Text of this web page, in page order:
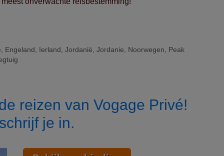
, Engeland , Ierland ,Jordanië,Jordanie, Noorwegen, Peak
reizen van Vogage Privé!
je in.